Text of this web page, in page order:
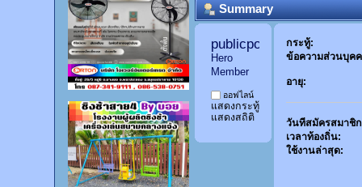
Summary
publicpost99
Hero
Member
ออฟไลน์
แสดงกระทู้
แสดงสถิติ
กระทู้:
ข้อความส่วนบุค
อายุ:
วันที่สมัครสมาชิ
เวลาท้องถิ่น:
ใช้งานล่าสุด: